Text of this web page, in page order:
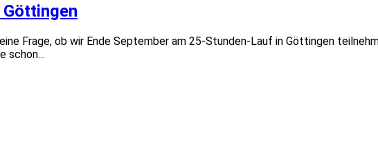
Frage, ob wir Ende September am 25-Stunden-Lauf in Göttingen
schon…